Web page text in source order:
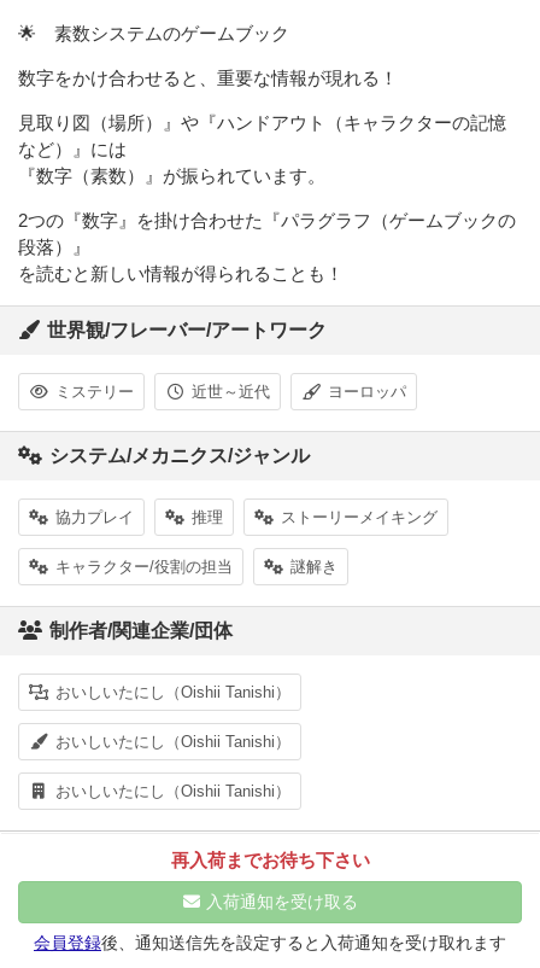
🌟 素数システムのゲームブック
数字をかけ合わせると、重要な情報が現れる！
見取り図（場所）』や『ハンドアウト（キャラクターの記憶
など）』には
『数字（素数）』が振られています。
2つの『数字』を掛け合わせた『パラグラフ（ゲームブックの
段落）』
を読むと新しい情報が得られることも！
世界観/フレーバー/アートワーク
ミステリー 近世～近代 ヨーロッパ
システム/メカニクス/ジャンル
協力プレイ 推理 ストーリーメイキング
キャラクター/役割の担当 謎解き
制作者/関連企業/団体
おいしいたにし（Oishii Tanishi）
おいしいたにし（Oishii Tanishi）
おいしいたにし（Oishii Tanishi）
再入荷までお待ち下さい
入荷通知を受け取る
会員登録後、通知送信先を設定すると入荷通知を受け取れます